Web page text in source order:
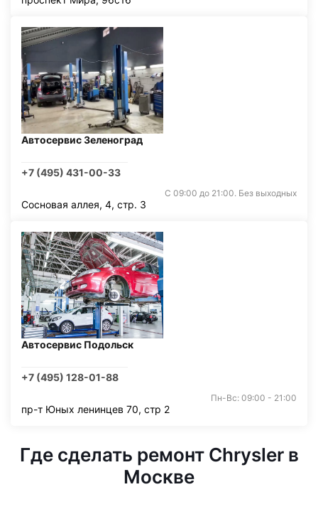
Автосервис Зеленоград
+7 (495) 431-00-33
С 09:00 до 21:00. Без выходных
Сосновая аллея, 4, стр. 3
Автосервис Подольск
+7 (495) 128-01-88
Пн-Вс: 09:00 - 21:00
пр-т Юных ленинцев 70, стр 2
Где сделать ремонт Chrysler в
Москве